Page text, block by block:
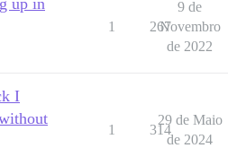
1 267
9 de
Novembro
de 2022
I
1 314
29 de Maio
de 2024